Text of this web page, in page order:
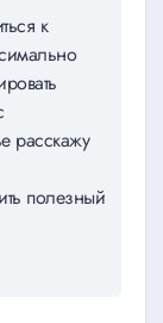
к
расскажу
полезный